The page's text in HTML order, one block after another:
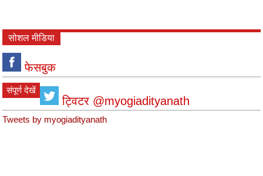
सोशल मीडिया
फेसबुक
संपूर्ण देखें
ट्विटर @myogiadityanath
Tweets by myogiadityanath